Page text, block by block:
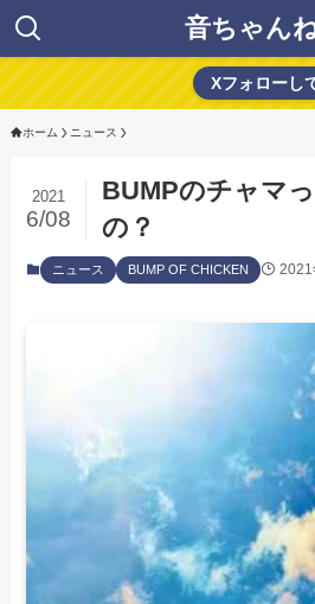
音ちゃん
Xフォローし
ホーム ニュース
BUMPのチャマ
の？
2021
6/08
ニュース BUMP OF CHICKEN 2021